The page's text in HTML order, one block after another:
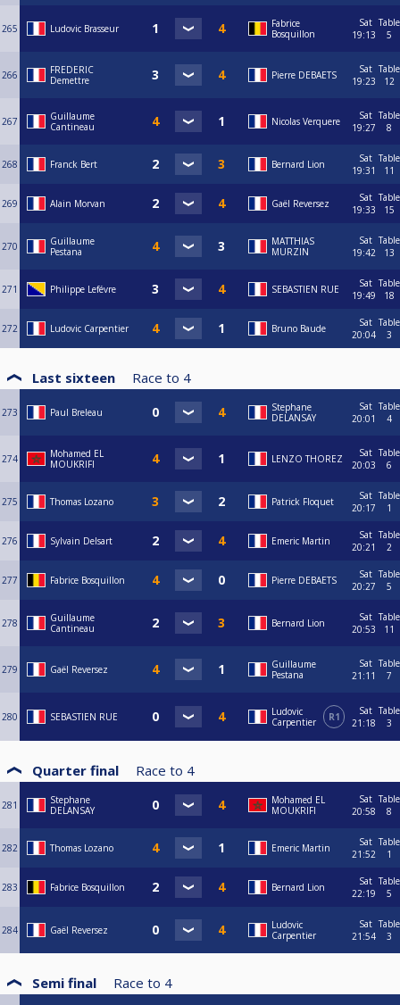
265 Ludovic Brasseur
Fabrice
Bosquillon
Sat
19:13
Table
5
266
FREDERIC
Demettre
Pierre DEBAETS
Sat
19:23
Table
12
267
Guillaume
Cantineau
Nicolas Verquere
Sat
19:27
Table
8
268 Franck Bert Bernard Lion
Sat
19:31
Table
11
269 Alain Morvan Gaël Reversez
Sat
19:33
Table
15
270
Guillaume
Pestana
MATTHIAS
MURZIN
Sat
19:42
Table
13
271 Philippe Lefévre SEBASTIEN RUE
Sat
19:49
Table
18
272 Ludovic Carpentier Bruno Baude
Sat
20:04
Table
3
Last sixteen Race to 4
273 Paul Breleau
Stephane
DELANSAY
Sat
20:01
Table
4
274
Mohamed EL
MOUKRIFI
LENZO THOREZ
Sat
20:03
Table
6
275 Thomas Lozano Patrick Floquet
Sat
20:17
Table
1
276 Sylvain Delsart Emeric Martin
Sat
20:21
Table
2
277 Fabrice Bosquillon Pierre DEBAETS
Sat
20:27
Table
5
278
Guillaume
Cantineau
Bernard Lion
Sat
20:53
Table
11
279 Gaël Reversez
Guillaume
Pestana
Sat
21:11
Table
7
280 SEBASTIEN RUE
Ludovic
Carpentier
R1
Sat
21:18
Table
3
Quarter final Race to 4
281
Stephane
DELANSAY
Mohamed EL
MOUKRIFI
Sat
20:58
Table
8
282 Thomas Lozano Emeric Martin
Sat
21:52
Table
1
283 Fabrice Bosquillon Bernard Lion
Sat
22:19
Table
5
284 Gaël Reversez
Ludovic
Carpentier
Sat
21:54
Table
3
Semi final Race to 4